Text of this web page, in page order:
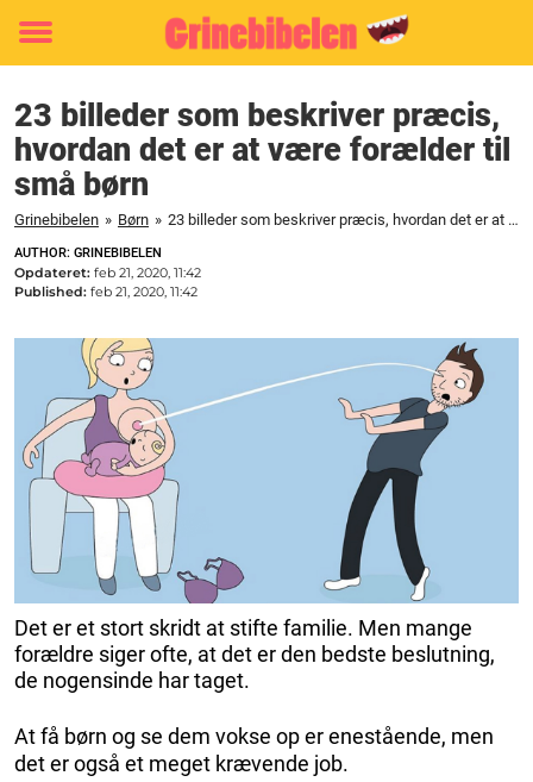
Toggle
23 billeder som beskriver præcis,
hvordan det er at være forælder til
små børn
Grinebibelen » Børn » 23 billeder som beskriver præcis, hvordan det er at være forælder til små børn
AUTHOR: GRINEBIBELEN
Opdateret: feb 21, 2020, 11:42
Published: feb 21, 2020, 11:42
Det er et stort skridt at stifte familie. Men mange
forældre siger ofte, at det er den bedste beslutning,
de nogensinde har taget.
At få børn og se dem vokse op er enestående, men
det er også et meget krævende job.